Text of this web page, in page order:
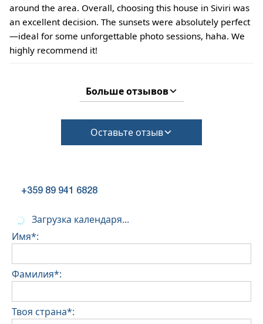
around the area. Overall, choosing this house in Siviri was
an excellent decision. The sunsets were absolutely perfect
—ideal for some unforgettable photo sessions, haha. We
highly recommend it!
Больше отзывов
Оставьте отзыв
+359 89 941 6828
Загрузка календаря...
Имя*:
Фамилия*:
Твоя страна*: